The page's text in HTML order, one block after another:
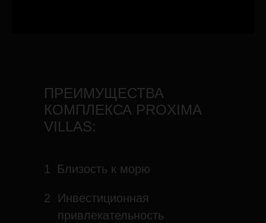
Близость к морю
1
2
Инвестиционная
привлекательность
ПРЕИМУЩЕСТВА
КОМПЛЕКСА PROXIMA
VILLAS: